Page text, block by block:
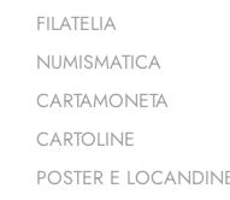
FILATELIA
NUMISMATICA
CARTAMONETA
CARTOLINE
POSTER E